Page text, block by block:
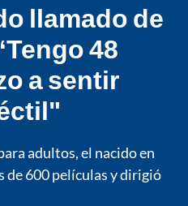
llamado de
48
a sentir
adultos, el nacido en
de 600 películas y dirigió